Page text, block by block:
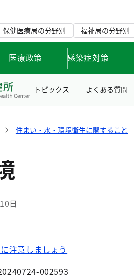
保健医療局の分野別 福祉局の分野別
医療政策 感染症対策
トピックス よくある質問
住まい・水・環境衛生に関すること
日
注意しましょう
002593